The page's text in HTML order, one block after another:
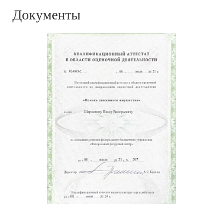
Документы